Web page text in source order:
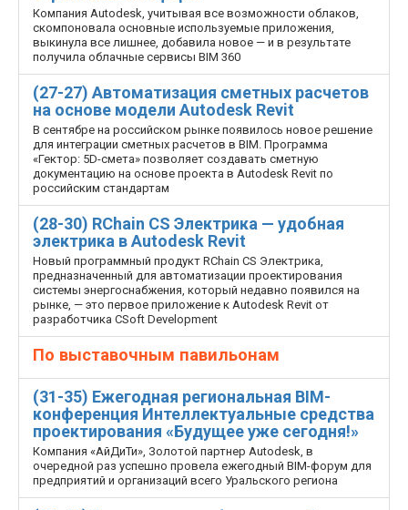
Компания Autodesk, учитывая все возможности облаков,
скомпоновала основные используемые приложения,
выкинула все лишнее, добавила новое — и в результате
получила облачные сервисы BIM 360
(27-27) Автоматизация сметных расчетов
на основе модели Autodesk Revit
В сентябре на российском рынке появилось новое решение
для интеграции сметных расчетов в BIM. Программа
«Гектор: 5D-смета» позволяет создавать сметную
документацию на основе проекта в Autodesk Revit по
российским стандартам
(28-30) RChain CS Электрика — удобная
электрика в Autodesk Revit
Новый программный продукт RChain CS Электрика,
предназначенный для автоматизации проектирования
системы энергоснабжения, который недавно появился на
рынке, — это первое приложение к Autodesk Revit от
разработчика CSoft Development
По выставочным павильонам
(31-35) Ежегодная региональная BIM-
конференция Интеллектуальные средства
проектирования «Будущее уже сегодня!»
Компания «АйДиТи», Золотой партнер Autodesk, в
очередной раз успешно провела ежегодный BIM-форум для
предприятий и организаций всего Уральского региона